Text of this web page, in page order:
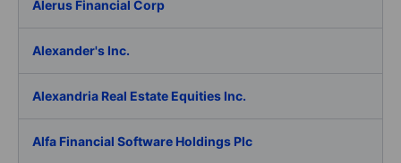
Alerus Financial Corp
Alexander's Inc.
Alexandria Real Estate Equities Inc.
Alfa Financial Software Holdings Plc